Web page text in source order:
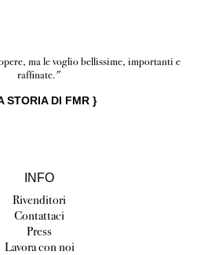
ma le voglio bellissime, importanti e
raffinate."
STORIA DI FMR}
INFO
Rivenditori
Contattaci
Press
Lavora con noi